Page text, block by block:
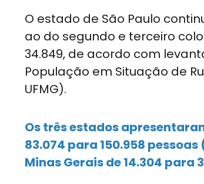
O estado de São Paulo
ao do segundo e terceiro
34.849, de acordo com
População em Situação de
UFMG).
Os três estados
83.074 para 150.958 pessoas
Minas Gerais de 14.304 para